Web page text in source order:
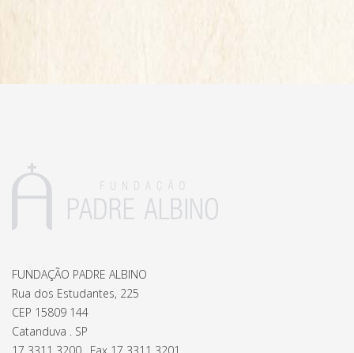
FUNDAÇÃO PADRE ALBINO
Rua dos Estudantes, 225
CEP 15809 144
Catanduva . SP